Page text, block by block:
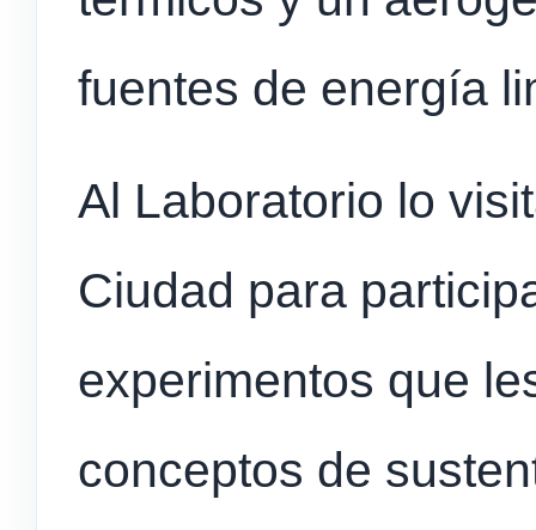
fuentes de energía
Al Laboratorio lo
Ciudad para
experimentos que
conceptos de